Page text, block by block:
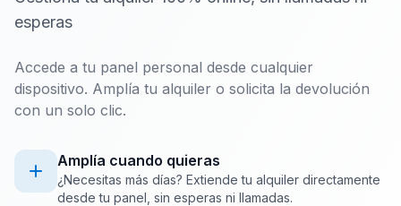
esperas
Accede a tu panel personal desde cualquier
dispositivo. Amplía tu alquiler o solicita la devolución
con un solo clic.
Amplía cuando quieras
¿Necesitas más días? Extiende tu alquiler directamente
desde tu panel, sin esperas ni llamadas.